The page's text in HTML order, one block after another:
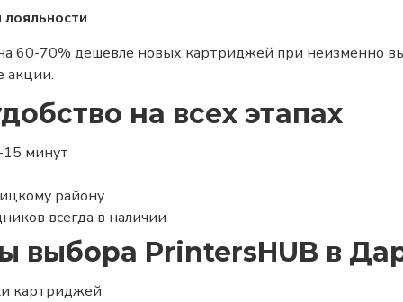
60-70% дешевле новых картриджей при неизменно
акции.
на всех этапах
15 минут
району
всегда в наличии
выбора PrintersHUB в
картриджей